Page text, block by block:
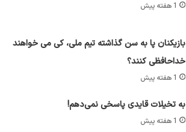
1 هفته پیش
بازیکنان پا به سن گذاشته تیم ملی، کی می خواهند
خداحافظی کنند؟
1 هفته پیش
به تخیلات قایدی پاسخی نمی‌دهم!
1 هفته پیش